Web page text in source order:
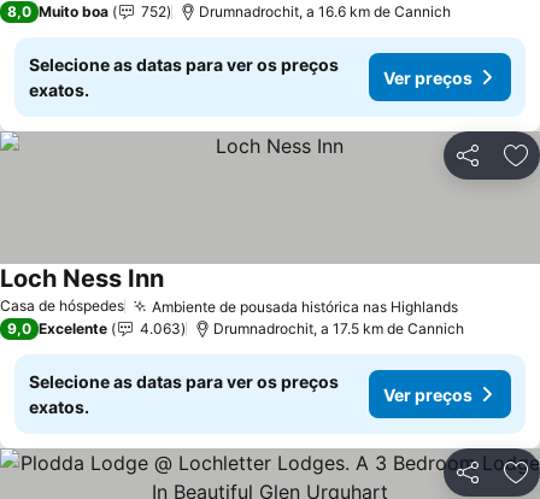
8,0 Muito boa 752 Drumnadrochit, a 16.6 km de Cannich
Selecione as datas para ver os preços
exatos.
Ver preços
Partilhar
Casa de hóspedes Ambiente de pousada histórica nas Highlands
Loch Ness Inn
9,0 Excelente 4.063 Drumnadrochit, a 17.5 km de Cannich
Selecione as datas para ver os preços
exatos.
Ver preços
Partilhar